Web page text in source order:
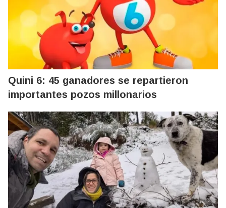
Quini 6: 45 ganadores se repartieron
importantes pozos millonarios